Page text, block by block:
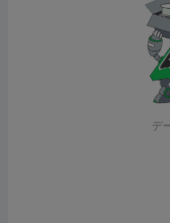
デ